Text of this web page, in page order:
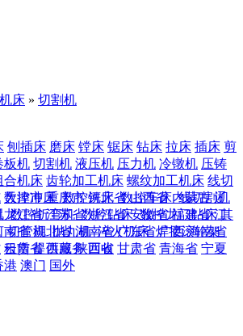
机床 » 切割机
刨插床 磨床 镗床 锯床 钻床 拉床 插床 剪
板机 切割机 液压机 压力机 冷镦机 压铸
合机床 齿轮加工机床 螺纹加工机床 线切
数控冲床 数控铣床 数控车床 线切割机
数控折弯机 数控钻床 数控龙门钻床 其
切管机 抛丸机 淬火机床 焊接滚轮架
天津市 重庆市 河北省 山西省 内蒙古 辽
龙江省 江苏省 浙江省 安徽省 福建省 江
南省 湖北省 湖南省 广东省 广西 海南省
云南省 西藏 陕西省 甘肃省 青海省 宁夏
港 澳门 国外
租赁 提供服务 回收